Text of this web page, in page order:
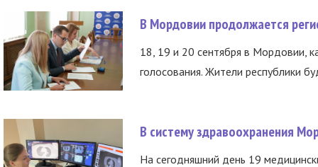
В Мордовии продолжается
18, 19 и 20 сентября в Мордовии,
голосования. Жители республики
В систему здравоохранения
На сегодняшний день 19